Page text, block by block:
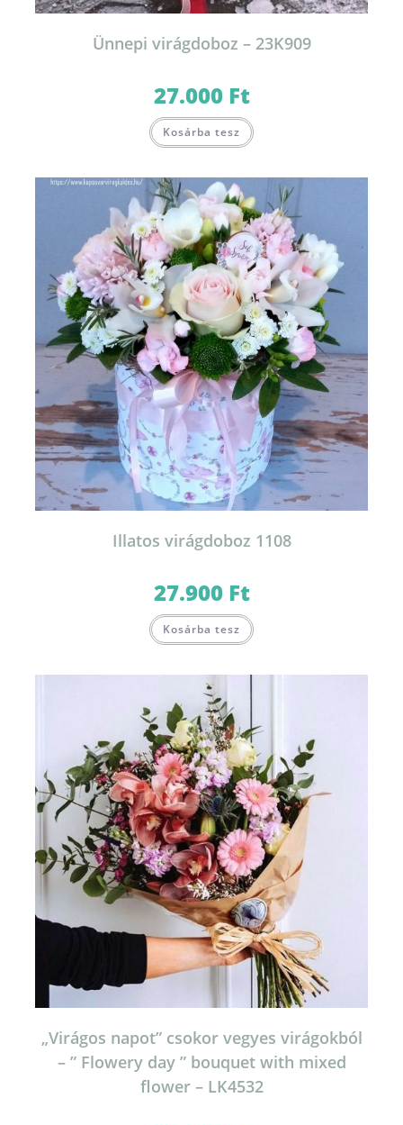
Ünnepi virágdoboz – 23K909
27.000 Ft
Kosárba tesz
Illatos virágdoboz 1108
27.900 Ft
Kosárba tesz
„Virágos napot” csokor vegyes virágokból
– ” Flowery day ” bouquet with mixed
flower – LK4532